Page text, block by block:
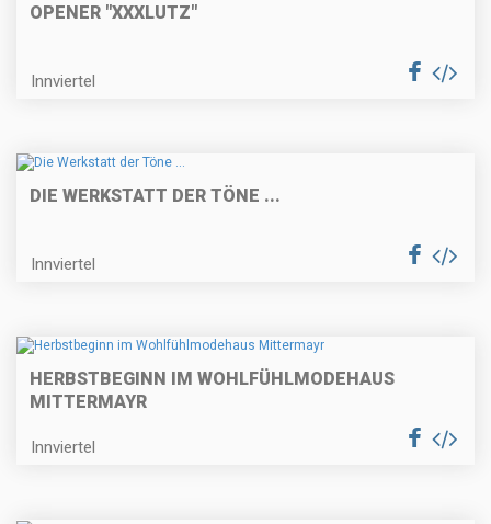
OPENER "XXXLUTZ"
Innviertel
DIE WERKSTATT DER TÖNE ...
Innviertel
HERBSTBEGINN IM WOHLFÜHLMODEHAUS
MITTERMAYR
Innviertel